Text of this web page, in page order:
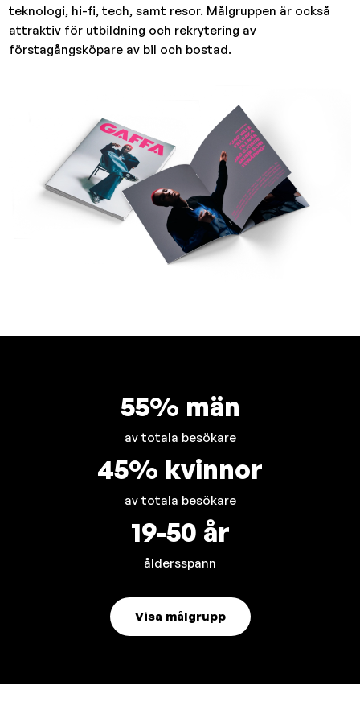
teknologi, hi-fi, tech, samt resor. Målgruppen är också
attraktiv för utbildning och rekrytering av
förstagångsköpare av bil och bostad.
55% män
av totala besökare
45% kvinnor
av totala besökare
19-50 år
åldersspann
Visa målgrupp